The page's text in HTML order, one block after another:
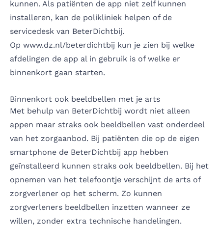
kunnen. Als patiënten de app niet zelf kunnen
installeren, kan de polikliniek helpen of de
servicedesk van BeterDichtbij.
Op www.dz.nl/beterdichtbij kun je zien bij welke
afdelingen de app al in gebruik is of welke er
binnenkort gaan starten.
Binnenkort ook beeldbellen met je arts
Met behulp van BeterDichtbij wordt niet alleen
appen maar straks ook beeldbellen vast onderdeel
van het zorgaanbod. Bij patiënten die op de eigen
smartphone de BeterDichtbij app hebben
geïnstalleerd kunnen straks ook beeldbellen. Bij het
opnemen van het telefoontje verschijnt de arts of
zorgverlener op het scherm. Zo kunnen
zorgverleners beeldbellen inzetten wanneer ze
willen, zonder extra technische handelingen.